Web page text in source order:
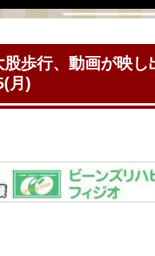
歩行、動画が映し
月)